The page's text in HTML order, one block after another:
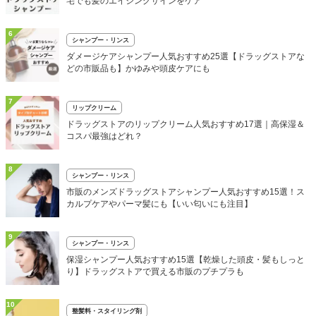
6
シャンプー・リンス
ダメージケアシャンプー人気おすすめ25選【ドラッグストアな
どの市販品も】かゆみや頭皮ケアにも
7
リップクリーム
ドラッグストアのリップクリーム人気おすすめ17選｜高保湿＆
コスパ最強はどれ？
8
シャンプー・リンス
市販のメンズドラッグストアシャンプー人気おすすめ15選！ス
カルプケアやパーマ髪にも【いい匂いにも注目】
9
シャンプー・リンス
保湿シャンプー人気おすすめ15選【乾燥した頭皮・髪もしっと
り】ドラッグストアで買える市販のプチプラも
10
整髪料・スタイリング剤